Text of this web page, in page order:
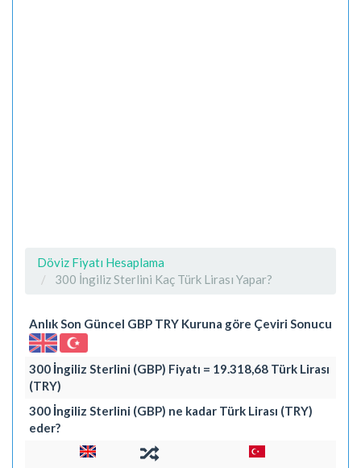
Döviz Fiyatı Hesaplama
300 İngiliz Sterlini Kaç Türk Lirası Yapar?
Anlık Son Güncel GBP TRY Kuruna göre Çeviri Sonucu
300 İngiliz Sterlini (GBP) Fiyatı = 19.318,68 Türk Lirası
(TRY)
300 İngiliz Sterlini (GBP) ne kadar Türk Lirası (TRY)
eder?